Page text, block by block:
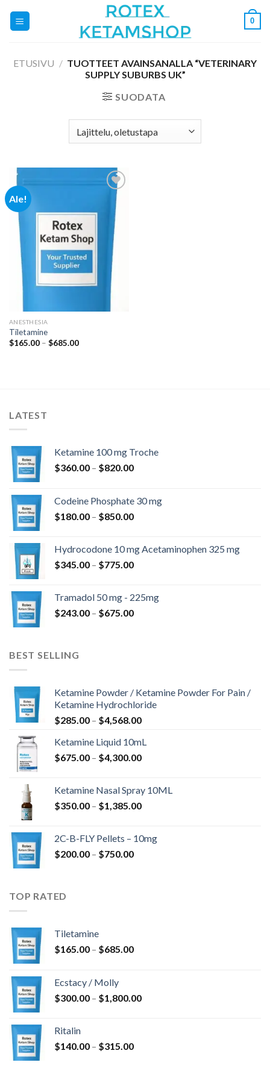
0
ETUSIVU / TUOTTEET AVAINSANALLA “VETERINARY
SUPPLY SUBURBS UK”
SUODATA
Ale!
Add to
wishlist
ANESTHESIA
Tiletamine
$165.00 – $685.00Hintaluokka:
LATEST
Ketamine 100 mg Troche
$360.00 – $820.00Hintaluokka:
$820.00
Codeine Phosphate 30 mg
$180.00 – $850.00Hintaluokka:
$850.00
Hydrocodone 10 mg Acetaminophen 325 mg
$345.00 – $775.00Hintaluokka:
$775.00
Tramadol 50 mg - 225mg
$243.00 – $675.00Hintaluokka:
BEST SELLING
Ketamine Powder / Ketamine Powder For Pain /
Ketamine Hydrochloride
$285.00 – $4,568.00Hintaluokka:
-
$4,568.00
Ketamine Liquid 10mL
$675.00 – $4,300.00Hintaluokka:
$4,300.00
Ketamine Nasal Spray 10ML
$350.00 – $1,385.00Hintaluokka:
$1,385.00
2C-B-FLY Pellets – 10mg
$200.00 – $750.00Hintaluokka:
TOP RATED
Tiletamine
$165.00 – $685.00Hintaluokka:
Ecstacy / Molly
$300.00 – $1,800.00Hintaluokka:
Ritalin
$140.00 – $315.00Hintaluokka: